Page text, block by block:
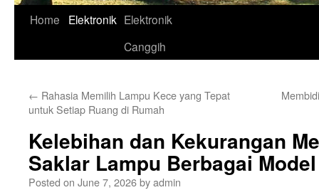
Home Elektronik Elektronik
Canggih
← Rahasia Memilih Lampu Kece yang Tepat
untuk Setiap Ruang di Rumah
Kelebihan dan Kekurangan
Saklar Lampu Berbagai Model
Posted on June 7, 2026byadmin